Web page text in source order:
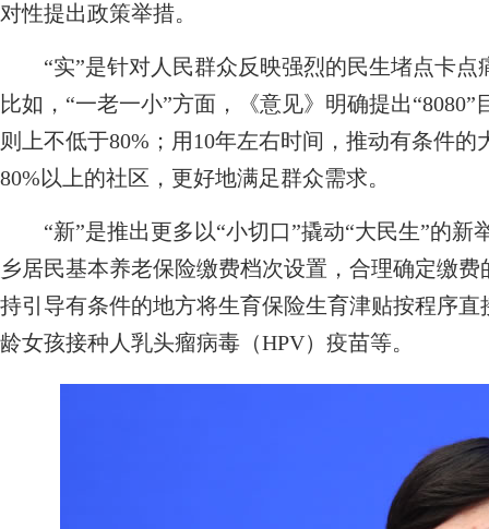
对性提出政策举措。
“实”是针对人民群众反映强烈的民生堵点卡点
比如，“一老一小”方面，《意见》明确提出
则上不低于80%；用10年左右时间，推动有条件
80%以上的社区，更好地满足群众需求。
“新”是推出更多以“小切口”撬动“大民生”的新
乡居民基本养老保险缴费档次设置，合理确定缴
持引导有条件的地方将生育保险生育津贴按程序
龄女孩接种人乳头瘤病毒（HPV）疫苗等。